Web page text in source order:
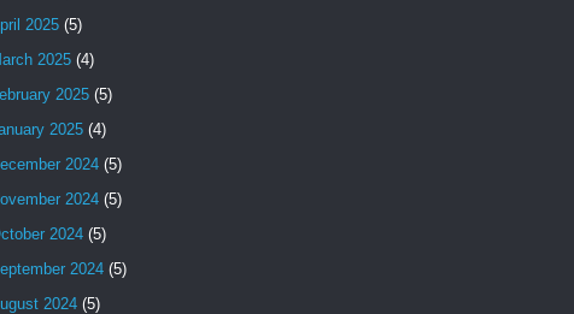
2025 (5)
2025 (4)
2025 (5)
2025 (4)
2024 (5)
2024 (5)
2024 (5)
2024 (5)
2024 (5)